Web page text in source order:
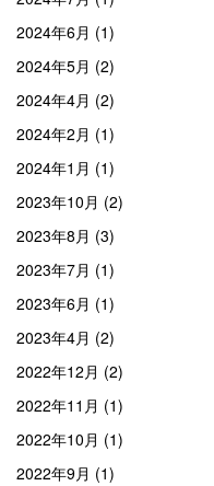
2024年6月 (1)
2024年5月 (2)
2024年4月 (2)
2024年2月 (1)
2024年1月 (1)
2023年10月 (2)
2023年8月 (3)
2023年7月 (1)
2023年6月 (1)
2023年4月 (2)
2022年12月 (2)
2022年11月 (1)
2022年10月 (1)
2022年9月 (1)